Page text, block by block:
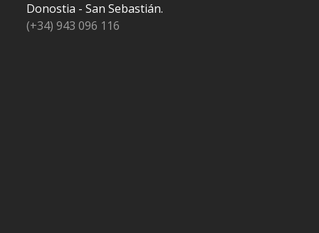
Donostia - San Sebastián.
(+34) 943 096 116